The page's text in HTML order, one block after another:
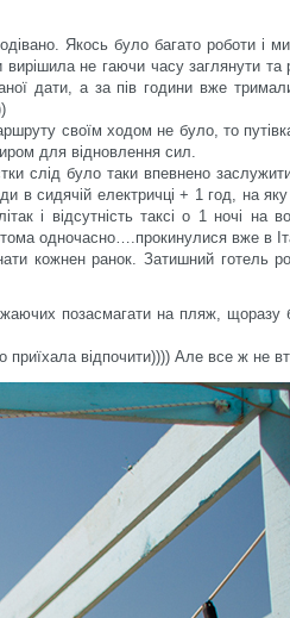
Якось було багато роботи і
не гаючи часу заглянути та
дати, а за пів години вже
своїм ходом не було, то
для відновлення сил.
слід було таки впевнено
в сидячій електричці + 1 год, на
і відсутність таксі о 1 ночі на
одночасно….прокинулися вже в
кожнен ранок. Затишний готель
позасмагати на пляж, щоразу
відпочити)))) Але все ж не